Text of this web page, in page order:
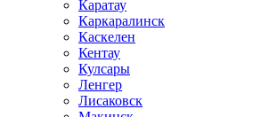
Каратау
Каркаралинск
Каскелен
Кентау
Кулсары
Ленгер
Лисаковск